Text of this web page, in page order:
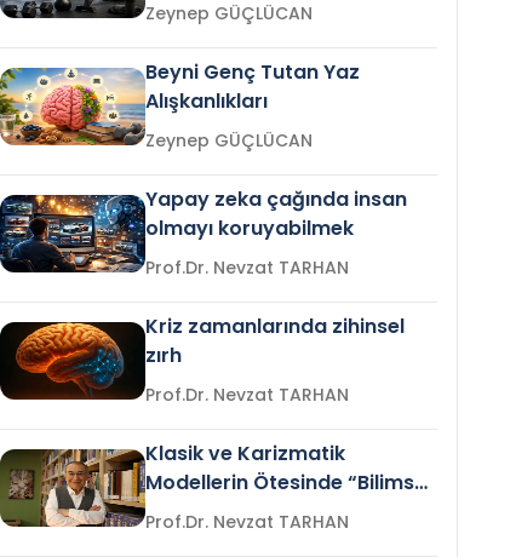
Zeynep GÜÇLÜCAN
Beyni Genç Tutan Yaz
Alışkanlıkları
Zeynep GÜÇLÜCAN
Yapay zeka çağında insan
olmayı koruyabilmek
Prof.Dr. Nevzat TARHAN
Kriz zamanlarında zihinsel
zırh
Prof.Dr. Nevzat TARHAN
Klasik ve Karizmatik
Modellerin Ötesinde “Bilimsel
Liderlik”
Prof.Dr. Nevzat TARHAN